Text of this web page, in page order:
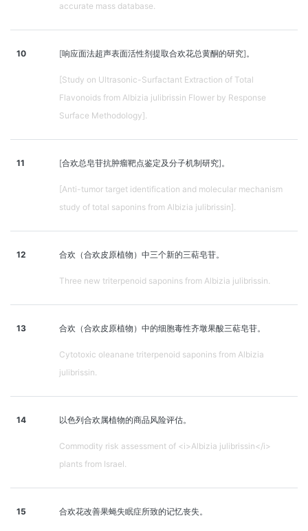
accurate mass database.
10 [响应面法超声表面活性剂提取合欢花总黄酮的研究]。
[Study on Ultrasonic-Surfactant Extraction of Total
Flavonoids from Albizia julibrissin Flower by Response
Surface Methodology].
11 [合欢总皂苷抗肿瘤靶点鉴定及分子机制研究]。
[Anti-tumor target identification and molecular mechanism
study of total saponins from Albizia julibrissin].
12 合欢（合欢皮原植物）中三个新的三萜皂苷。
Three new triterpenoid saponins from Albizia julibrissin.
13 合欢（合欢皮原植物）中的细胞毒性齐墩果酸三萜皂苷。
Cytotoxic oleanane triterpenoid saponins from Albizia
julibrissin.
14 以色列合欢属植物的商品风险评估。
Commodity risk assessment of <i>Albizia julibrissin</i>
plants from Israel.
15 合欢花改善果蝇失眠症所致的记忆丧失。